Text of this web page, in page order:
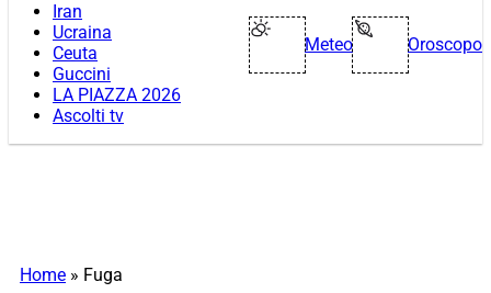
Iran
Ucraina
Ceuta
Guccini
LA PIAZZA 2026
Ascolti tv
Meteo Oroscopo
Home » Fuga